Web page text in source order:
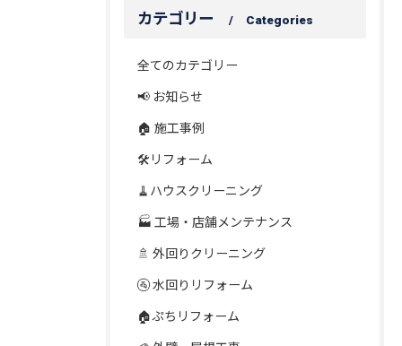
カテゴリー Categories
全てのカテゴリー
📢 お知らせ
🏠 施工事例
🛠️リフォーム
🧹ハウスクリーニング
🏭 工場・店舗メンテナンス
🚿 外回りクリーニング
🚰 水回りリフォーム
🏠ぷちリフォーム